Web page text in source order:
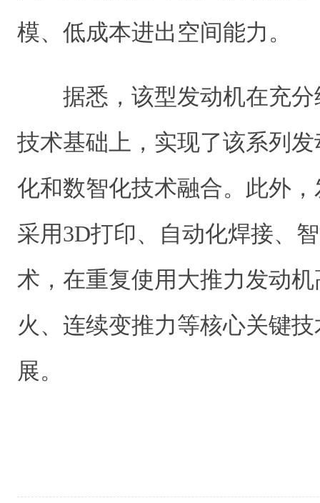
模、低成本进出空间能力。
据悉，该型发动机在充分
技术基础上，实现了该系列
化和数智化技术融合。此外
采用3D打印、自动化焊接、
术，在重复使用大推力发动
火、连续变推力等核心关键
展。